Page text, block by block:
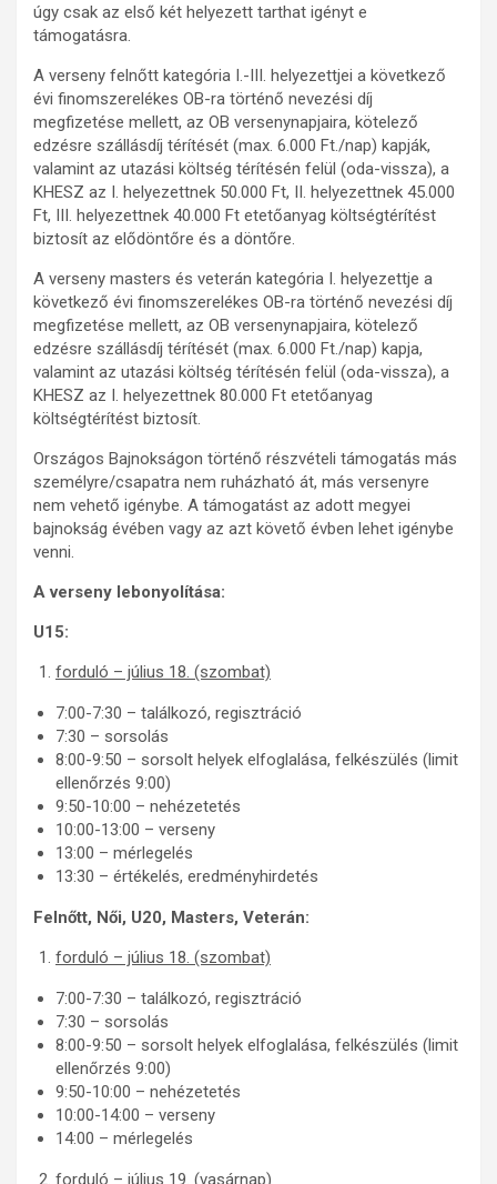
úgy csak az első két helyezett tarthat igényt e
támogatásra.
A verseny felnőtt kategória I.-III. helyezettjei a következő
évi finomszerelékes OB-ra történő nevezési díj
megfizetése mellett, az OB versenynapjaira, kötelező
edzésre szállásdíj térítését (max. 6.000 Ft./nap) kapják,
valamint az utazási költség térítésén felül (oda-vissza), a
KHESZ az I. helyezettnek 50.000 Ft, II. helyezettnek 45.000
Ft, III. helyezettnek 40.000 Ft etetőanyag költségtérítést
biztosít az elődöntőre és a döntőre.
A verseny masters és veterán kategória I. helyezettje a
következő évi finomszerelékes OB-ra történő nevezési díj
megfizetése mellett, az OB versenynapjaira, kötelező
edzésre szállásdíj térítését (max. 6.000 Ft./nap) kapja,
valamint az utazási költség térítésén felül (oda-vissza), a
KHESZ az I. helyezettnek 80.000 Ft etetőanyag
költségtérítést biztosít.
Országos Bajnokságon történő részvételi támogatás más
személyre/csapatra nem ruházható át, más versenyre
nem vehető igénybe. A támogatást az adott megyei
bajnokság évében vagy az azt követő évben lehet igénybe
venni.
A verseny lebonyolítása:
U15:
forduló – július 18. (szombat)
7:00-7:30 – találkozó, regisztráció
7:30 – sorsolás
8:00-9:50 – sorsolt helyek elfoglalása, felkészülés (limit
ellenőrzés 9:00)
9:50-10:00 – nehézetetés
10:00-13:00 – verseny
13:00 – mérlegelés
13:30 – értékelés, eredményhirdetés
Felnőtt, Női, U20, Masters, Veterán:
forduló – július 18. (szombat)
7:00-7:30 – találkozó, regisztráció
7:30 – sorsolás
8:00-9:50 – sorsolt helyek elfoglalása, felkészülés (limit
ellenőrzés 9:00)
9:50-10:00 – nehézetetés
10:00-14:00 – verseny
14:00 – mérlegelés
forduló – július 19. (vasárnap)